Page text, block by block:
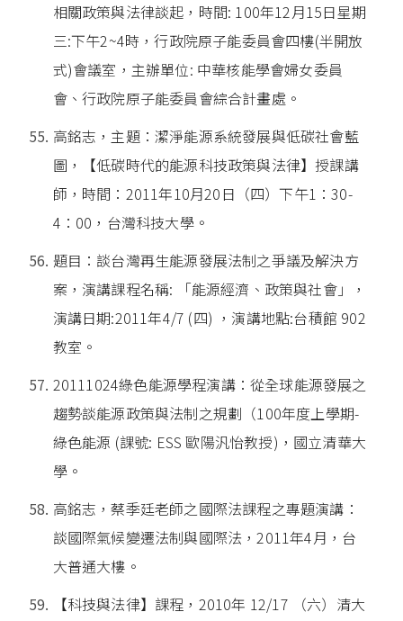
相關政策與法律談起，時間: 100年12月15日星期
三:下午2~4時，行政院原子能委員會四樓(半開放
式)會議室，主辦單位: 中華核能學會婦女委員
會、行政院原子能委員會綜合計畫處。
高銘志，主題：潔淨能源系統發展與低碳社會藍
圖，【低碳時代的能源科技政策與法律】授課講
師，時間：2011年10月20日（四）下午1：30-
4：00，台灣科技大學。
題目：談台灣再生能源發展法制之爭議及解決方
案，演講課程名稱: 「能源經濟、政策與社會」，
演講日期:2011年4/7 (四) ，演講地點:台積館 902
教室。
20111024綠色能源學程演講：從全球能源發展之
趨勢談能源政策與法制之規劃（100年度上學期-
綠色能源 (課號: ESS 歐陽汎怡教授)，國立清華大
學。
高銘志，蔡季廷老師之國際法課程之專題演講：
談國際氣候變遷法制與國際法，2011年4月，台
大普通大樓。
【科技與法律】課程，2010年 12/17 （六）清大